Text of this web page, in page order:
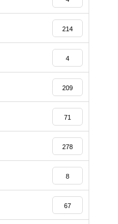
214
4
209
71
278
8
67